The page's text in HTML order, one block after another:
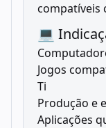
compatíveis
💻
Jogos
Ti
Produção e
Aplicações